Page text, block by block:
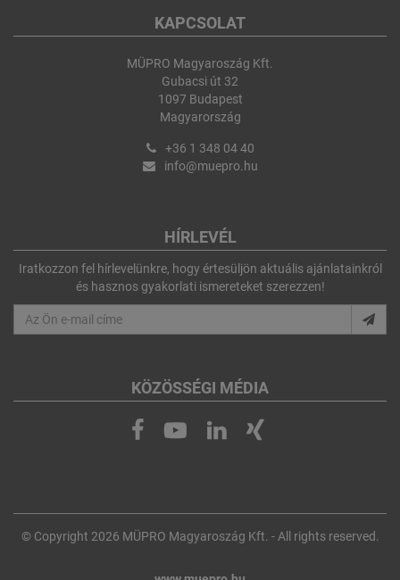
KAPCSOLAT
MÜPRO Magyaroszág Kft.
Gubacsi út 32
1097 Budapest
Magyarország
+36 1 348 04 40
info@muepro.hu
HÍRLEVÉL
Iratkozzon fel hírlevelünkre, hogy értesüljön aktuális ajánlatainkról
és hasznos gyakorlati ismereteket szerezzen!
KÖZÖSSÉGI MÉDIA
© Copyright 2026 MÜPRO Magyaroszág Kft. - All rights reserved.